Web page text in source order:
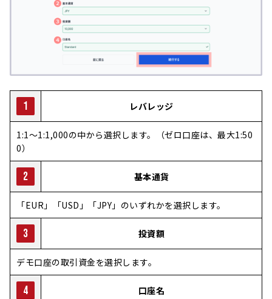
1 レバレッジ
1:1～1:1,000の中から選択します。（ゼロ口座は、最大1:50
0）
2 基本通貨
「EUR」「USD」「JPY」のいずれかを選択します。
3 投資額
デモ口座の取引資金を選択します。
4 口座名